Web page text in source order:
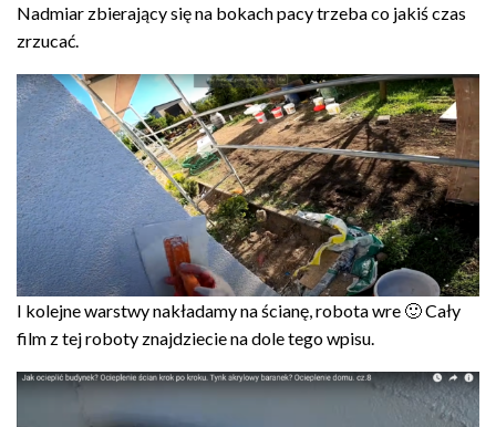
Nadmiar zbierający się na bokach pacy trzeba co jakiś czas
zrzucać.
I kolejne warstwy nakładamy na ścianę, robota wre 🙂 Cały
film z tej roboty znajdziecie na dole tego wpisu.